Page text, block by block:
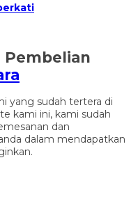
Pembelian
yang sudah tertera di
kami ini, kami sudah
dan
dalam mendapatkan